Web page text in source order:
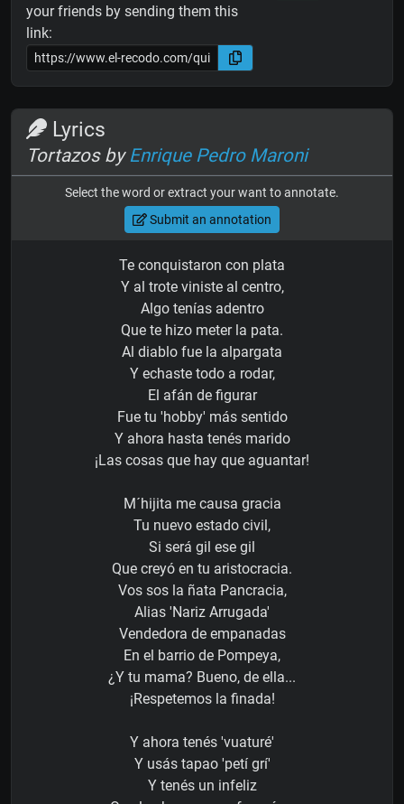
your friends by sending them this
link:
Lyrics
Tortazos byEnrique Pedro Maroni
Select the word or extract your want to annotate.
Submit an annotation
Te conquistaron con plata
Y al trote viniste al centro,
Algo tenías adentro
Que te hizo meter la pata.
Al diablo fue la alpargata
Y echaste todo a rodar,
El afán de figurar
Fue tu 'hobby' más sentido
Y ahora hasta tenés marido
¡Las cosas que hay que aguantar!
M´hijita me causa gracia
Tu nuevo estado civil,
Si será gil ese gil
Que creyó en tu aristocracia.
Vos sos la ñata Pancracia,
Alias 'Nariz Arrugada'
Vendedora de empanadas
En el barrio de Pompeya,
¿Y tu mama? Bueno, de ella...
¡Respetemos la finada!
Y ahora tenés 'vuaturé'
Y usás tapao 'petí grí'
Y tenés un infeliz